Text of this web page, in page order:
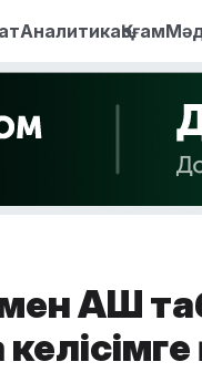
АналитикаҚоғам
АҚШ